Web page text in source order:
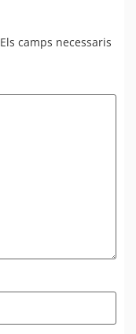
Els camps necessaris